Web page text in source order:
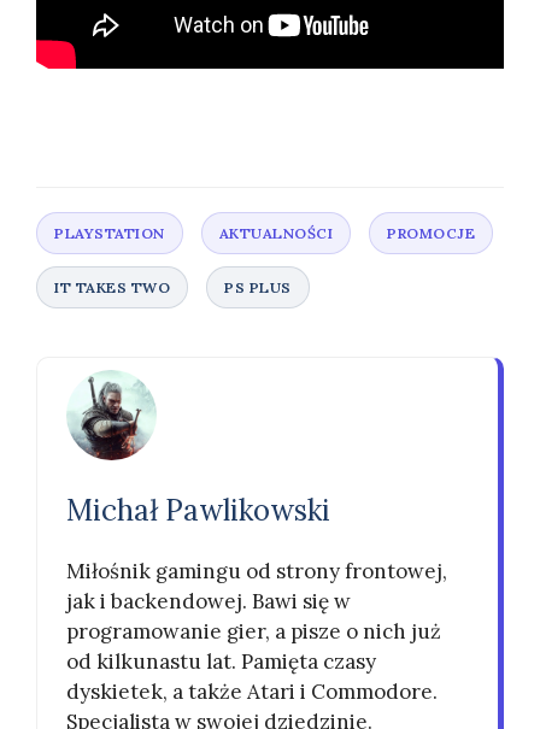
Michał Pawlikowski
Miłośnik gamingu od strony frontowej,
jak i backendowej. Bawi się w
programowanie gier, a pisze o nich już
od kilkunastu lat. Pamięta czasy
dyskietek, a także Atari i Commodore.
Specjalista w swojej dziedzinie.